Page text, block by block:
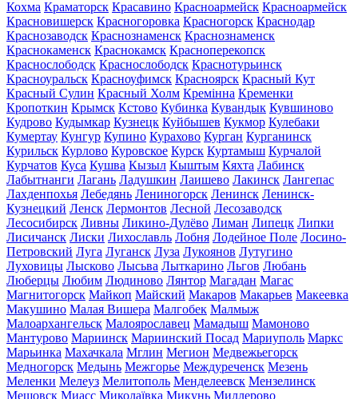
Кохма Краматорск Красавино Красноармейск Красноармейск
Красновишерск Красногоровка Красногорск Краснодар
Краснозаводск Краснознаменск Краснознаменск
Краснокаменск Краснокамск Красноперекопск
Краснослободск Краснослободск Краснотурьинск
Красноуральск Красноуфимск Красноярск Красный Кут
Красный Сулин Красный Холм Кремінна Кременки
Кропоткин Крымск Кстово Кубинка Кувандык Кувшиново
Кудрово Кудымкар Кузнецк Куйбышев Кукмор Кулебаки
Кумертау Кунгур Купино Курахово Курган Курганинск
Курильск Курлово Куровское Курск Куртамыш Курчалой
Курчатов Куса Кушва Кызыл Кыштым Кяхта Лабинск
Лабытнанги Лагань Ладушкин Лаишево Лакинск Лангепас
Лахденпохья Лебедянь Лениногорск Ленинск Ленинск-
Кузнецкий Ленск Лермонтов Лесной Лесозаводск
Лесосибирск Ливны Ликино-Дулёво Лиман Липецк Липки
Лисичанск Лиски Лихославль Лобня Лодейное Поле Лосино-
Петровский Луга Луганск Луза Лукоянов Лутугино
Луховицы Лысково Лысьва Лыткарино Льгов Любань
Люберцы Любим Людиново Лянтор Магадан Магас
Магнитогорск Майкоп Майский Макаров Макарьев Макеевка
Макушино Малая Вишера Малгобек Малмыж
Малоархангельск Малоярославец Мамадыш Мамоново
Мантурово Мариинск Мариинский Посад Мариуполь Маркс
Марьинка Махачкала Мглин Мегион Медвежьегорск
Медногорск Медынь Межгорье Междуреченск Мезень
Меленки Мелеуз Мелитополь Менделеевск Мензелинск
Мещовск Миасс Миколаївка Микунь Миллерово